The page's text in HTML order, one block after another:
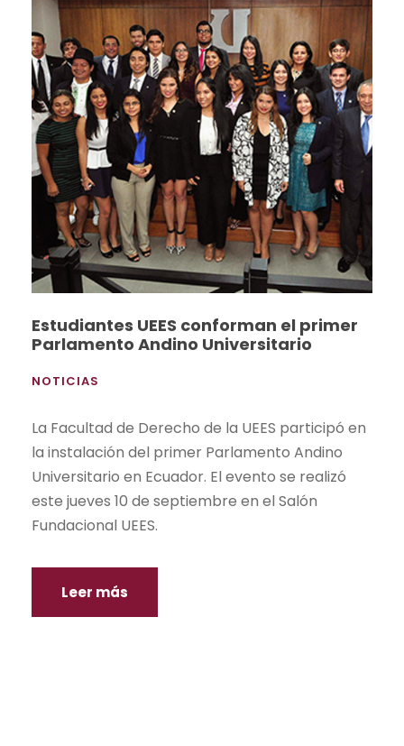
Estudiantes UEES conforman el primer
Parlamento Andino Universitario
NOTICIAS
La Facultad de Derecho de la UEES participó en
la instalación del primer Parlamento Andino
Universitario en Ecuador. El evento se realizó
este jueves 10 de septiembre en el Salón
Fundacional UEES.
Leer más